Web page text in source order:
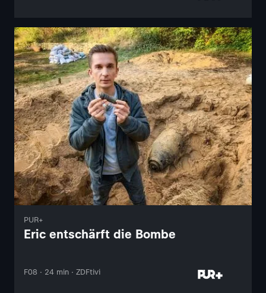
PUR+
Eric entschärft die Bombe
F08 · 24 min · ZDFtivi